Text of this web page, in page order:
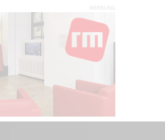
WERBUNG